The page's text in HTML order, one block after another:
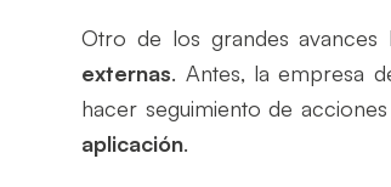
Otro de los grandes
externas. Antes, la empresa
hacer seguimiento de
aplicación.